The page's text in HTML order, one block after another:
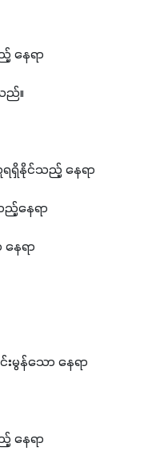
နေရာ
ည်။
ရှိနိုင်သည့် နေရာ
နေရာ
နေရာ
မွန်သော နေရာ
နေရာ